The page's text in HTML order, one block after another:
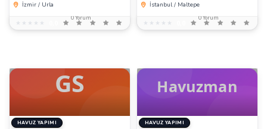
İzmir / Urla
★★★★★
★★★★★
0 Yorum
İstanbul / Maltepe
★★★★★
★★★★★
0 Yorum
HAVUZ YAPIMI HAVUZ YAPIMI